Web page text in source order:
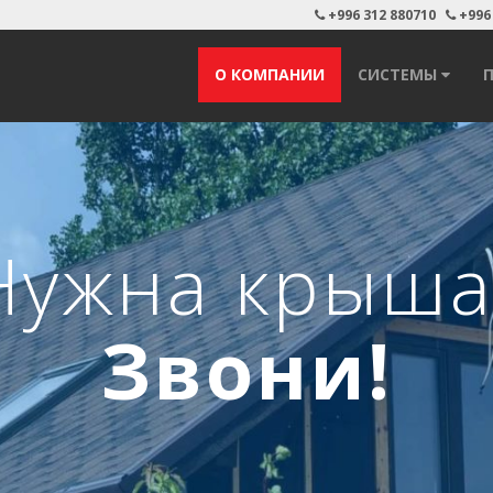
+996 312 880710 +996
О КОМПАНИИ СИСТЕМЫ
Более 100 видов
ПОДРОБНЕЕ